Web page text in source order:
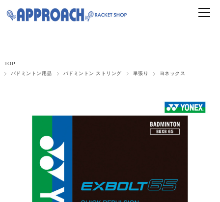
TOP
バドミントン用品
バドミントン ストリング 単張り ヨネックス